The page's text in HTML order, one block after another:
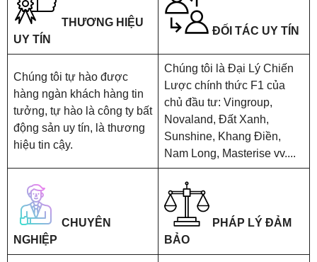
THƯƠNG HIỆU
UY TÍN
ĐỐI TÁC UY TÍN
Chúng tôi tự hào được
hàng ngàn khách hàng tin
tưởng, tự hào là công ty bất
động sản uy tín, là thương
hiệu tin cậy.
Chúng tôi là Đại Lý Chiến
Lược chính thức F1 của
chủ đầu tư: Vingroup,
Novaland, Đất Xanh,
Sunshine, Khang Điền,
Nam Long, Masterise vv....
CHUYÊN
NGHIỆP
PHÁP LÝ ĐẢM
BẢO